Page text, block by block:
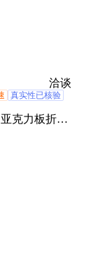
、日本三菱
洽谈
真实性已核验
克力板折
工、加工
板、防静电
板切割、亚
图精密加